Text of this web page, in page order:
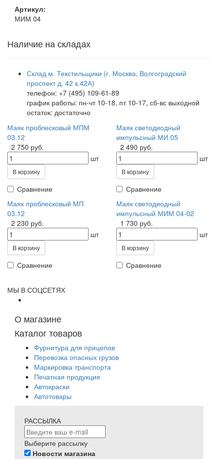
Артикул:
МИМ 04
Наличие на складах
Склад м. Текстильщики (г. Москва, Волгоградский
проспект д. 42 к.42А)
телефон: +7 (495) 109-61-89
график работы: пн-чт 10-18, пт 10-17, сб-вс выходной
остаток: достаточно
Маяк проблесковый МПМ
03.12
2 750 руб.
шт
В корзину
Сравнение
Маяк светодиодный
импульсный МИ 05
2 490 руб.
шт
В корзину
Сравнение
Маяк проблесковый МП
03.12
2 230 руб.
шт
В корзину
Сравнение
Маяк светодиодный
импульсный МИМ 04-02
1 730 руб.
шт
В корзину
Сравнение
МЫ В СОЦСЕТЯХ
О магазине
Каталог товаров
Фурнитура для прицепов
Перевозка опасных грузов
Маркировка транспорта
Печатная продукция
Автокраски
Автотовары
РАССЫЛКА
Выберите рассылку
Новости магазина